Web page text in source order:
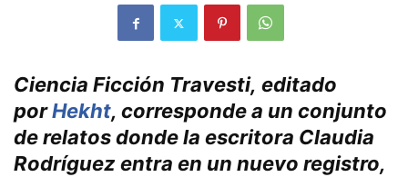
Ciencia Ficción Travesti, editado
porHekht, corresponde a un conjunto
de relatos donde la escritora Claudia
Rodríguez entra en un nuevo registro,